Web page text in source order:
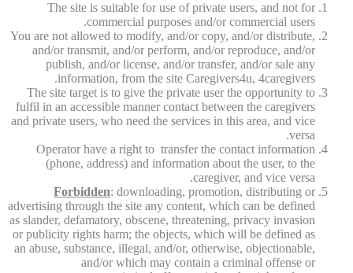
The site is suitable for use of private users, and not for
commercial purposes and/or commercial users.
You are not allowed to modify, and/or copy, and/or distribute,
and/or transmit, and/or perform, and/or reproduce, and/or
publish, and/or license, and/or transfer, and/or sale any
information, from the site Caregivers4u, 4caregivers.
The site target is to give the private user the opportunity to
fulfil in an accessible manner contact between the caregivers
and private users, who need the services in this area, and vice
versa.
Operator have a right to transfer the contact information
(phone, address) and information about the user, to the
caregiver, and vice versa.
Forbidden: downloading, promotion, distributing or
advertising through the site any content, which can be defined
as slander, defamatory, obscene, threatening, privacy invasion
or publicity rights harm; the objects, which will be defined as
an abuse, substance, illegal, and/or, otherwise, objectionable,
and/or which may contain a criminal offense or